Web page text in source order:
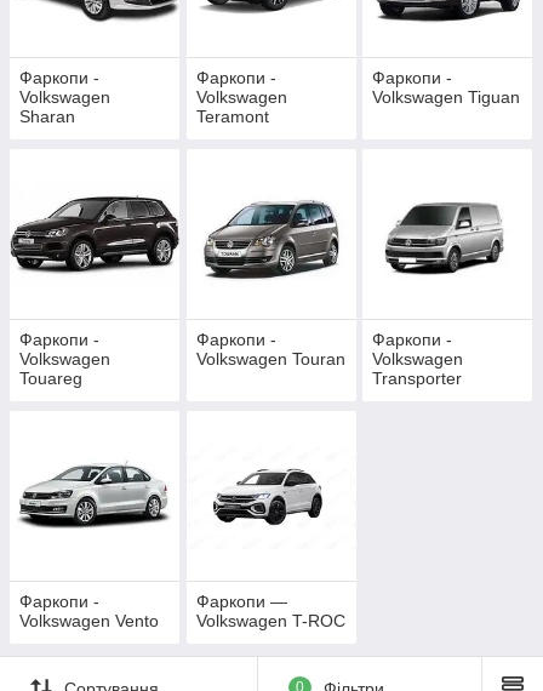
Фаркопи -
Volkswagen
Sharan
Фаркопи -
Volkswagen
Teramont
Фаркопи -
Volkswagen Tiguan
Фаркопи -
Volkswagen
Touareg
Фаркопи -
Volkswagen Touran
Фаркопи -
Volkswagen
Transporter
Фаркопи -
Volkswagen Vento
Фаркопи —
Volkswagen T-ROC
0